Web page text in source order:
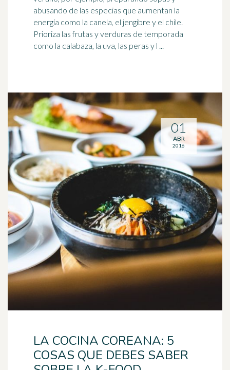
abusando de las especias que aumentan la
energía como la canela, el jengibre y el chile.
Prioriza las frutas y verduras de temporada
como la calabaza, la uva, las peras y l ...
LA COCINA COREANA: 5
COSAS QUE DEBES SABER
01
ABR
2016